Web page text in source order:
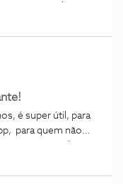
associado aos
sempre a
favor?Obrigado
é super útil, para
para quem não
para quando a
mb way ou outro
pagamento foi